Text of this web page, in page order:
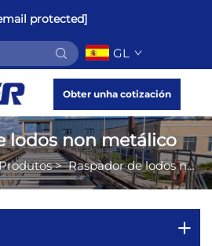
protected]
GL
Obter unha cotización
lodos non metálico
>Raspador de lodos non metálico